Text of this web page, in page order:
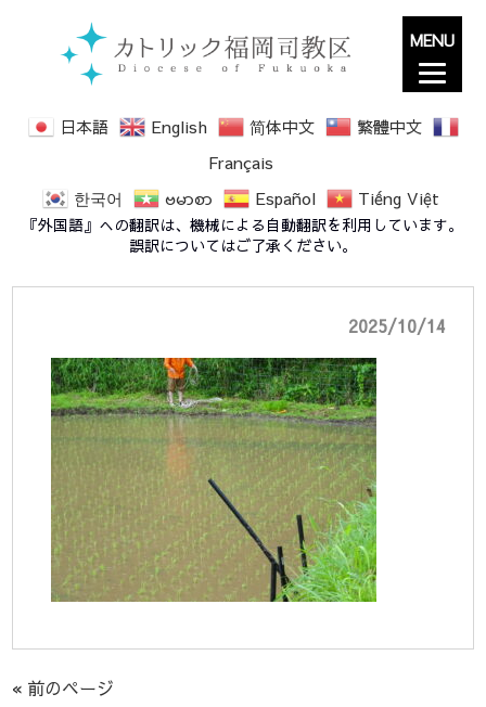
日本語 English 简体中文
繁體中文
Français
한국어
ဗမာစာ Español Tiếng Việt
『外国語』への翻訳は、機械による自動翻訳を利用しています。
誤訳についてはご了承ください。
DSC09539
2025/10/14
« 前のページ
MENU